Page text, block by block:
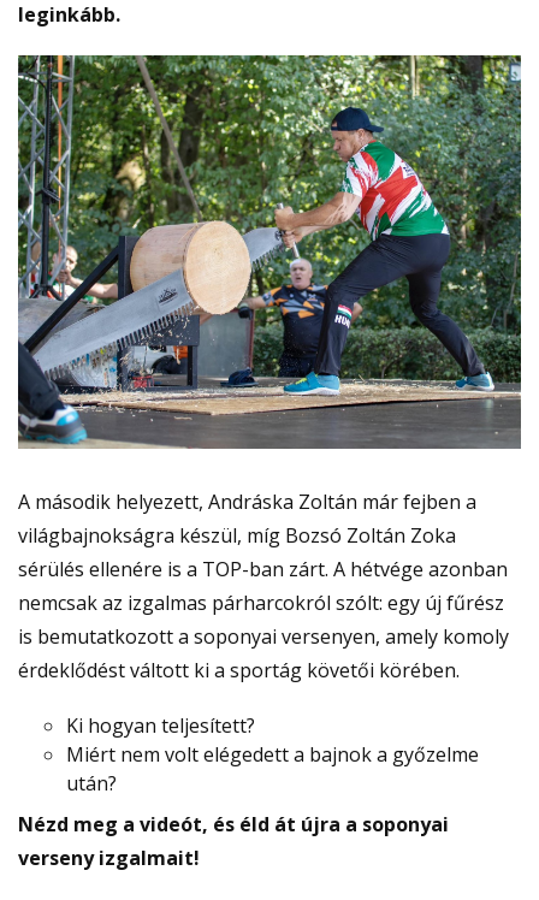
leginkább.
A második helyezett, Andráska Zoltán már fejben a
világbajnokságra készül, míg Bozsó Zoltán Zoka
sérülés ellenére is a TOP-ban zárt. A hétvége azonban
nemcsak az izgalmas párharcokról szólt: egy új fűrész
is bemutatkozott a soponyai versenyen, amely komoly
érdeklődést váltott ki a sportág követői körében.
Ki hogyan teljesített?
Miért nem volt elégedett a bajnok a győzelme
után?
Nézd meg a videót, és éld át újra a soponyai
verseny izgalmait!